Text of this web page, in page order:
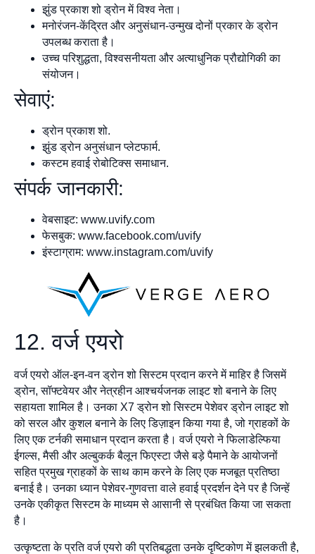
झुंड प्रकाश शो ड्रोन में विश्व नेता।
मनोरंजन-केंद्रित और अनुसंधान-उन्मुख दोनों प्रकार के ड्रोन
उपलब्ध कराता है।
उच्च परिशुद्धता, विश्वसनीयता और अत्याधुनिक प्रौद्योगिकी का
संयोजन।
सेवाएं:
ड्रोन प्रकाश शो.
झुंड ड्रोन अनुसंधान प्लेटफार्म.
कस्टम हवाई रोबोटिक्स समाधान.
संपर्क जानकारी:
वेबसाइट: www.uvify.com
फेसबुक: www.facebook.com/uvify
इंस्टाग्राम: www.instagram.com/uvify
12. वर्ज एयरो
वर्ज एयरो ऑल-इन-वन ड्रोन शो सिस्टम प्रदान करने में माहिर है जिसमें
ड्रोन, सॉफ्टवेयर और नेत्रहीन आश्चर्यजनक लाइट शो बनाने के लिए
सहायता शामिल है। उनका X7 ड्रोन शो सिस्टम पेशेवर ड्रोन लाइट शो
को सरल और कुशल बनाने के लिए डिज़ाइन किया गया है, जो ग्राहकों के
लिए एक टर्नकी समाधान प्रदान करता है। वर्ज एयरो ने फिलाडेल्फिया
ईगल्स, मैसी और अल्बुकर्क बैलून फिएस्टा जैसे बड़े पैमाने के आयोजनों
सहित प्रमुख ग्राहकों के साथ काम करने के लिए एक मजबूत प्रतिष्ठा
बनाई है। उनका ध्यान पेशेवर-गुणवत्ता वाले हवाई प्रदर्शन देने पर है जिन्हें
उनके एकीकृत सिस्टम के माध्यम से आसानी से प्रबंधित किया जा सकता
है।
उत्कृष्टता के प्रति वर्ज एयरो की प्रतिबद्धता उनके दृष्टिकोण में झलकती है,